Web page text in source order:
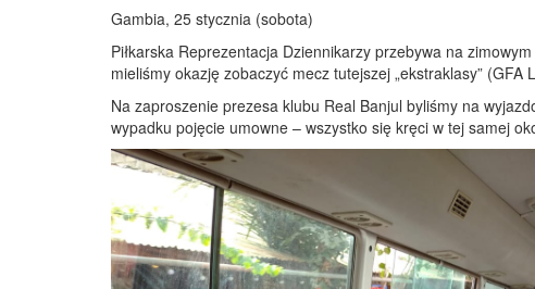
Gambia, 25 stycznia (sobota)
Piłkarska Reprezentacja Dziennikarzy przebywa na
mieliśmy okazję zobaczyć mecz tutejszej „ekstraklasy” (GFA
Na zaproszenie prezesa klubu Real Banjul byliśmy na
wypadku pojęcie umowne – wszystko się kręci w tej samej